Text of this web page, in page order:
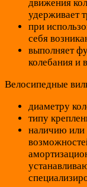
движения
удерживает
при
себя
выполняет
колебания и
Велосипедные
диаметру
типу
наличию